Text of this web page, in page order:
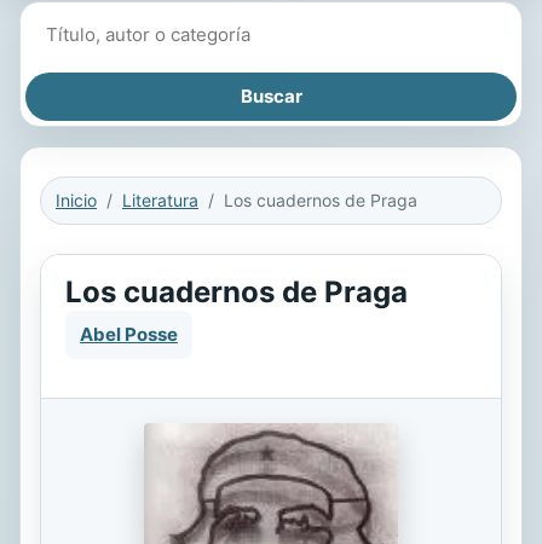
Inicio Literatura Los cuadernos de Praga
Los cuadernos de Praga
Abel Posse